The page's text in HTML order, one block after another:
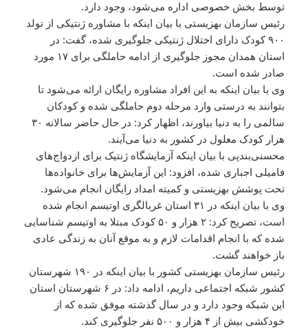
توسط بخش خصوصی اداره می‌شود، وجود دارد.
رئیس سازمان بهزیستی با بیان اینکه با مشاوره ژنتیکی از تولد
۹۰۰ کودک دارای اختلال ژنتیکی جلوگیری شده، گفت: در
استان همدان مجوز جلوگیری از ادامه حاملگی برای ۱۷ مورد
صادر شده است.
وی با بیان اینکه به این افراد مشاوره رایگان ارائه می‌شود تا
بتوانند به درستی وارد مرحله دوم حاملگی شده و کودکان
سالمی را به دنیا بیاورند، اظهار کرد: در حال حاضر سالانه ۳۰
هزار کودک معلول در کشور به دنیا می‌آیند.
محسنی‌بندپی با بیان اینکه آزمایشگاه ژنتیک برای ازدواج‌های
فامیلی اجباری شده، افزود: این آزمایش‌ها برای خانواده‌ها
تحت پوشش بهزیستی و کمیته امداد رایگان انجام می‌شود.
وی با بیان اینکه در ۳۱ استان غربالگری اوتیسم انجام شده
است، تصریح کرد: ۲ هزار و ۵۰ کودک مبتلا به اوتیسم شناسایی
شده که با انجام اقدامات لازم و به موقع آنان به زندگی عادی
باز خواهند گشت.
رئیس سازمان بهزیستی کشور با بیان اینکه در ۱۹۰ شهرستان
کشور شبکه اجتماعی داریم، ادامه داد: در ۶ شهرستان استان
این شبکه وجود دارد و در سال گذشته موفق شده که از
خودکشی بیش از ۴ هزار و ۵۰۰ نفر جلوگیری کند.